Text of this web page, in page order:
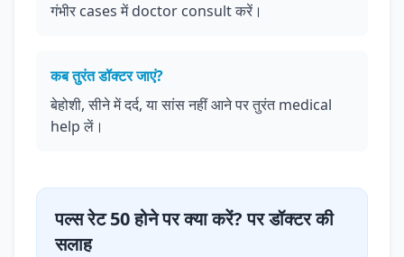
गंभीर cases में doctor consult करें।
कब तुरंत डॉक्टर जाएं?
बेहोशी, सीने में दर्द, या सांस नहीं आने पर तुरंत medical
help लें।
पल्स रेट 50 होने पर क्या करें? पर डॉक्टर की
सलाह